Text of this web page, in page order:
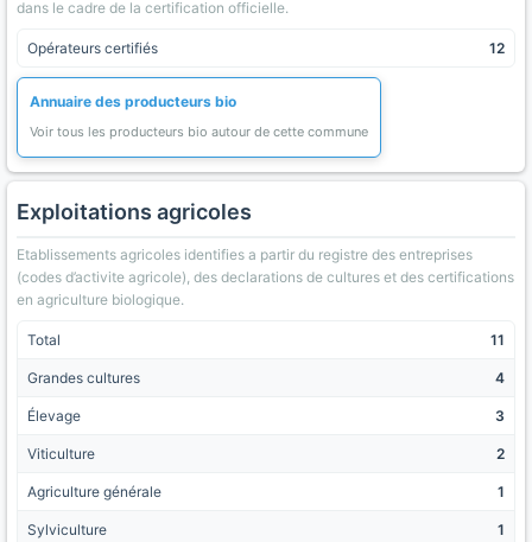
dans le cadre de la certification officielle.
Opérateurs certifiés 12
Annuaire des producteurs bio
Voir tous les producteurs bio autour de cette commune
Exploitations agricoles
Etablissements agricoles identifies a partir du registre des entreprises
(codes d’activite agricole), des declarations de cultures et des certifications
en agriculture biologique.
Total 11
Grandes cultures 4
Élevage 3
Viticulture 2
Agriculture générale 1
Sylviculture 1